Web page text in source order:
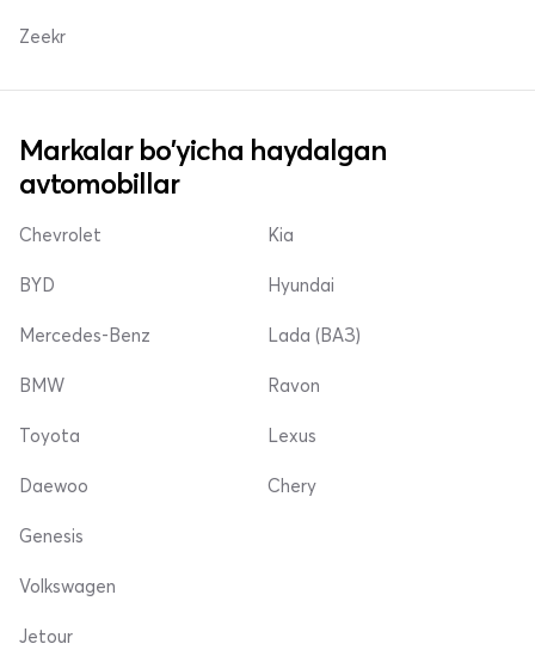
Zeekr
Markalar bo'yicha haydalgan
avtomobillar
Chevrolet
BYD
Mercedes-Benz
Kia
Hyundai
Lada (ВАЗ)
BMW
Toyota
Daewoo
Ravon
Lexus
Chery
Genesis
Volkswagen
Jetour